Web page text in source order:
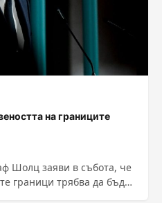
на границите
Шолц заяви в събота, че
граници трябва да бъде